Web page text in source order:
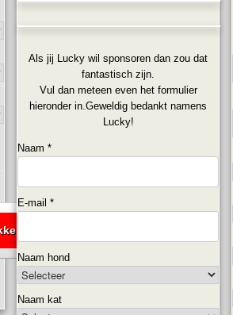
Als jij Lucky wil sponsoren dan zou dat
fantastisch zijn.
Vul dan meteen even het formulier
hieronder in.Geweldig bedankt namens
Lucky!
Naam *
E-mail *
Naam hond
Naam kat